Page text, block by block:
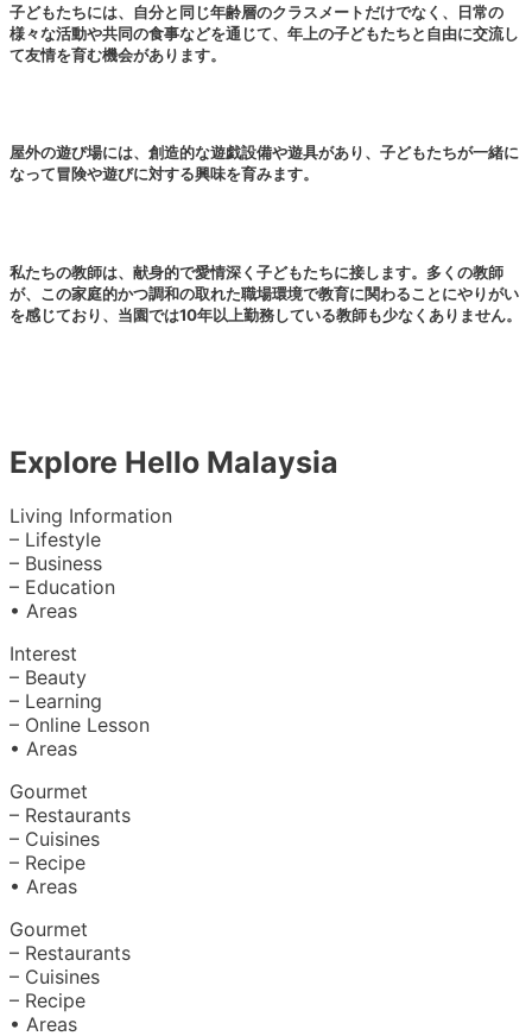
子どもたちには、自分と同じ年齢層のクラスメートだけでなく、日常の
様々な活動や共同の食事などを通じて、年上の子どもたちと自由に交流し
て友情を育む機会があります。
屋外の遊び場には、創造的な遊戯設備や遊具があり、子どもたちが一緒に
なって冒険や遊びに対する興味を育みます。
私たちの教師は、献身的で愛情深く子どもたちに接します。多くの教師
が、この家庭的かつ調和の取れた職場環境で教育に関わることにやりがい
を感じており、当園では10年以上勤務している教師も少なくありません。
Explore Hello Malaysia
Living Information
– Lifestyle
– Business
– Education
• Areas
Interest
– Beauty
– Learning
– Online Lesson
• Areas
Gourmet
– Restaurants
– Cuisines
– Recipe
• Areas
Gourmet
– Restaurants
– Cuisines
– Recipe
• Areas